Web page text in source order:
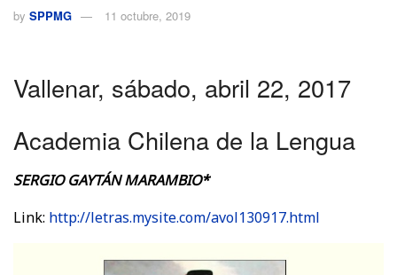
by SPPMG 11 octubre, 2019
Vallenar, sábado, abril 22, 2017
Academia Chilena de la Lengua
SERGIO GAYTÁN MARAMBIO*
Link: http://letras.mysite.com/avol130917.html